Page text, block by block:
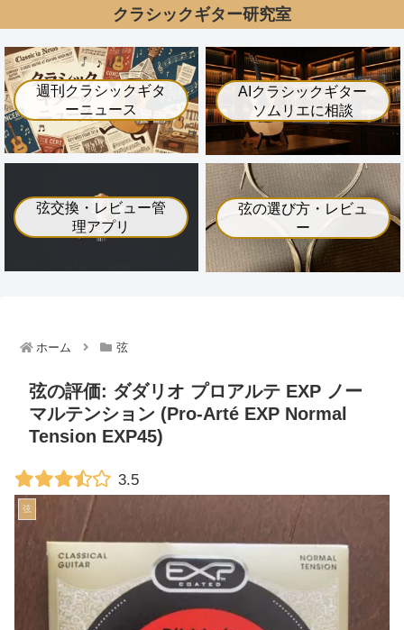
クラシックギター研究室
週刊クラシックギタ
ーニュース
AIクラシックギター
ソムリエに相談
弦交換・レビュー管
理アプリ
弦の選び方・レビュ
ー
ホーム 弦
弦の評価: ダダリオ プロアルテ EXP ノー
マルテンション (Pro-Arté EXP Normal
Tension EXP45)
3.5
弦